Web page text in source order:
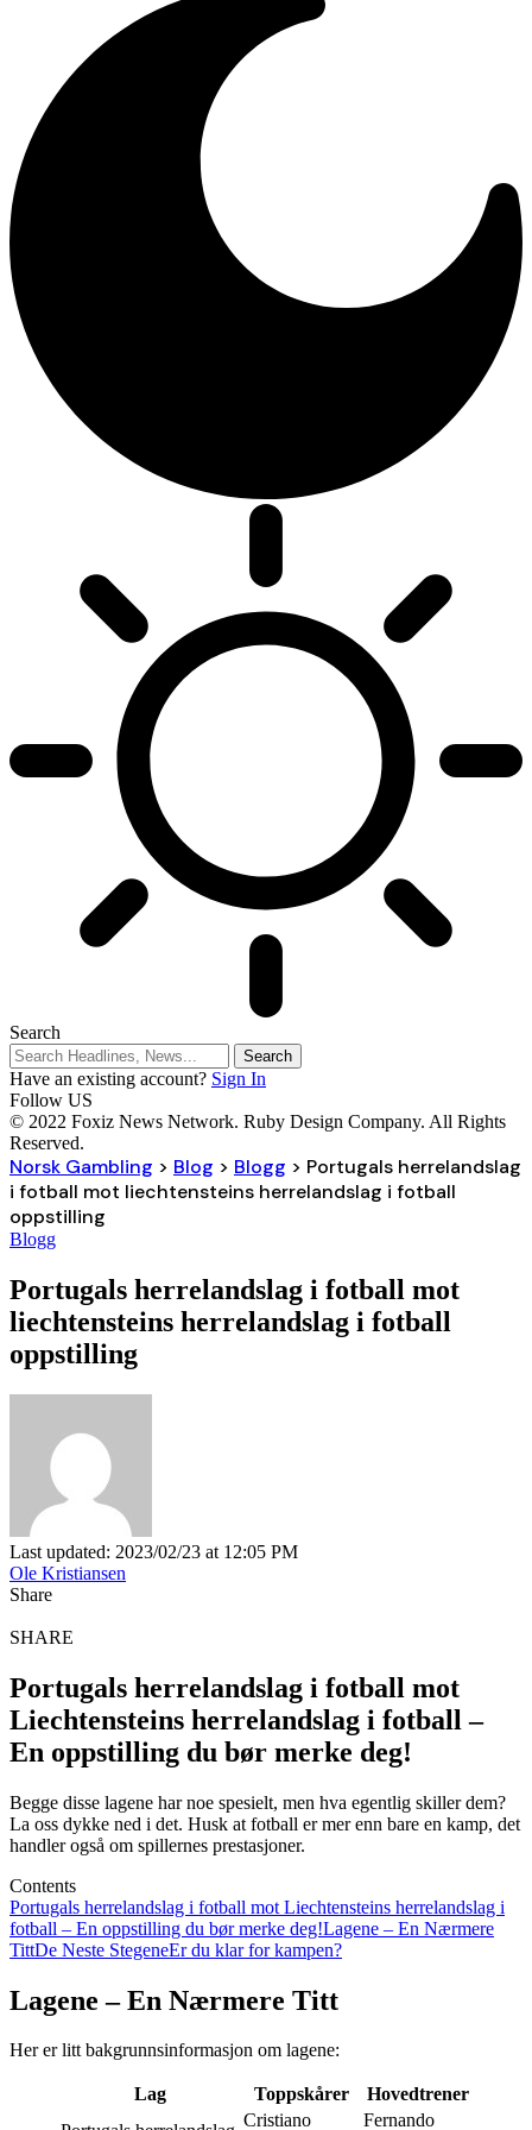
Search
Have an existing account? Sign In
Follow US
© 2022 Foxiz News Network. Ruby Design Company. All Rights
Reserved.
Norsk Gambling > Blog > Blogg > Portugals herrelandslag
i fotball mot liechtensteins herrelandslag i fotball
oppstilling
Blogg
Portugals herrelandslag i fotball mot
liechtensteins herrelandslag i fotball
oppstilling
Last updated: 2023/02/23 at 12:05 PM
Ole Kristiansen
Share
SHARE
Portugals herrelandslag i fotball mot
Liechtensteins herrelandslag i fotball –
En oppstilling du bør merke deg!
Begge disse lagene har noe spesielt, men hva egentlig skiller dem?
La oss dykke ned i det. Husk at fotball er mer enn bare en kamp, det
handler også om spillernes prestasjoner.
Contents
Portugals herrelandslag i fotball mot Liechtensteins herrelandslag i
fotball – En oppstilling du bør merke deg!Lagene – En Nærmere
TittDe Neste StegeneEr du klar for kampen?
Lagene – En Nærmere Titt
Her er litt bakgrunnsinformasjon om lagene:
Lag Toppskårer
Hovedtrener
Cristiano Fernando